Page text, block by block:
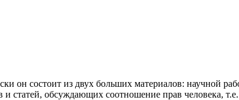
он состоит из двух больших материалов: научной
статей, обсуждающих соотношение прав человека,